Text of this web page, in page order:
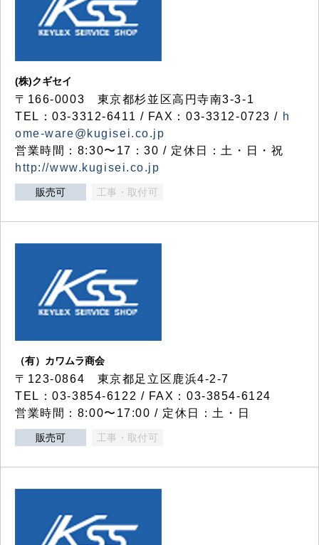
(株)クギセイ
〒166-0003 東京都杉並区高円寺南3-3-1
TEL：03-3312-6411 / FAX：03-3312-0723 / h
ome-ware@kugisei.co.jp
営業時間：8:30〜17：30 / 定休日：土・日・祝
http://www.kugisei.co.jp
販売可 工事・取付可
（有）カワムラ商会
〒123-0864 東京都足立区鹿浜4-2-7
TEL：03-3854-6122 / FAX：03-3854-6124
営業時間：8:00〜17:00 / 定休日：土・日
販売可 工事・取付可